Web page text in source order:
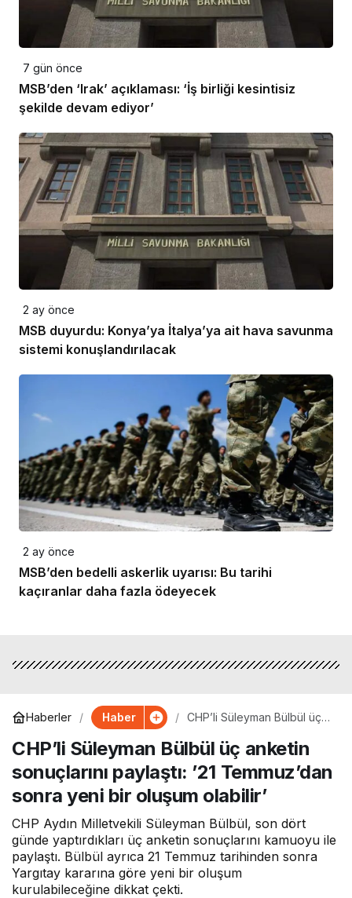
7 gün önce
MSB’den ‘Irak’ açıklaması: ‘İş birliği kesintisiz
şekilde devam ediyor’
2 ay önce
MSB duyurdu: Konya’ya İtalya’ya ait hava savunma
sistemi konuşlandırılacak
2 ay önce
MSB’den bedelli askerlik uyarısı: Bu tarihi
kaçıranlar daha fazla ödeyecek
Haberler Haber
CHP’li Süleyman Bülbül üç
’21 Temmuz’dan sonra yeni
bir oluşum olabilir’
CHP’li Süleyman Bülbül üç anketin
sonuçlarını paylaştı: ’21 Temmuz’dan
sonra yeni bir oluşum olabilir’
CHP Aydın Milletvekili Süleyman Bülbül, son dört
günde yaptırdıkları üç anketin sonuçlarını kamuoyu ile
paylaştı. Bülbül ayrıca 21 Temmuz tarihinden sonra
Yargıtay kararına göre yeni bir oluşum
kurulabileceğine dikkat çekti.